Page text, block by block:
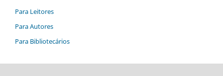
Para Leitores
Para Autores
Para Bibliotecários